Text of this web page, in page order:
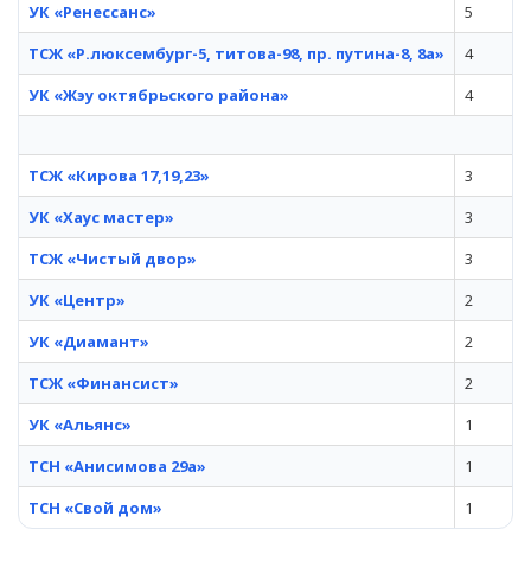
УК «Ренессанс»
5
ТСЖ «Р.люксембург-5, титова-98, пр. путина-8, 8а»
4
УК «Жэу октябрьского района»
4
ТСЖ «Кирова 17,19,23»
3
УК «Хаус мастер»
3
ТСЖ «Чистый двор»
3
УК «Центр»
2
УК «Диамант»
2
ТСЖ «Финансист»
2
УК «Альянс»
1
ТСН «Анисимова 29а»
1
ТСН «Свой дом»
1